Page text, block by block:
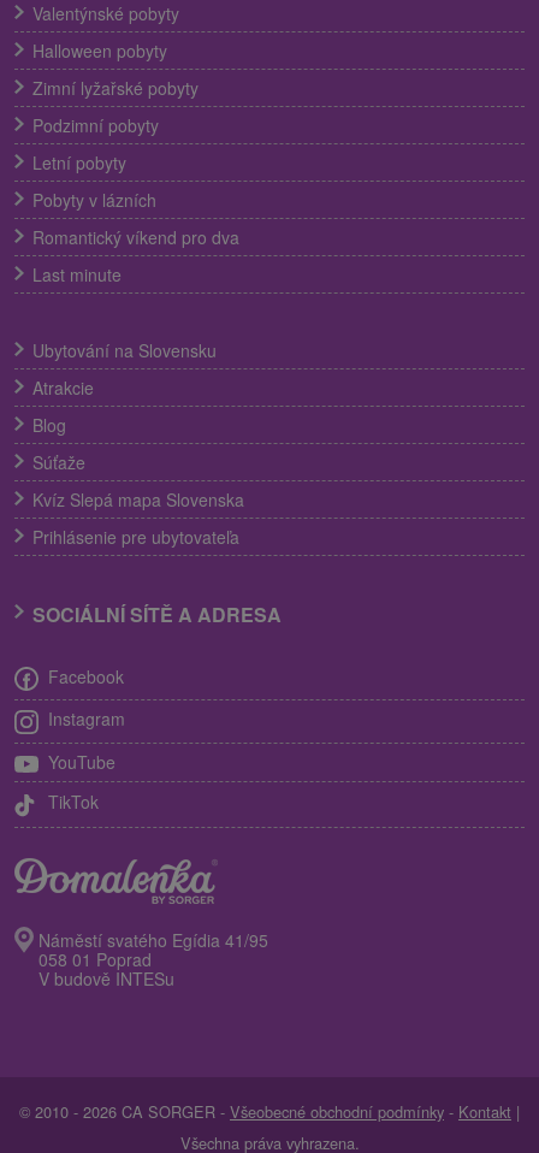
Valentýnské pobyty
Halloween pobyty
Zimní lyžařské pobyty
Podzimní pobyty
Letní pobyty
Pobyty v lázních
Romantický víkend pro dva
Last minute
Ubytování na Slovensku
Atrakcie
Blog
Súťaže
Kvíz Slepá mapa Slovenska
Prihlásenie pre ubytovateľa
SOCIÁLNÍ SÍTĚ A ADRESA
Facebook
Instagram
YouTube
TikTok
Náměstí svatého Egídia 41/95
058 01 Poprad
V budově INTESu
© 2010 - 2026 CA SORGER - Všeobecné obchodní podmínky - Kontakt |
Všechna práva vyhrazena.